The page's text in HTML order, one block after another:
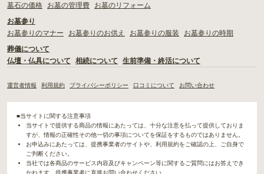
墓石の価格
お墓の管理費
お墓のリフォーム
お墓参り
お墓参りのマナー
お墓参りのお供え お墓参りの服装
お墓参りの時期
葬儀について
仏壇・仏具について
相続について 生前準備・終活について
運営者情報 利用規約 プライバシーポリシー 口コミについて お問い合わせ
■当サイトに関する注意事項
当サイトで提供する商品の情報にあたっては、十分な注意を払って提供しておりま
すが、情報の正確性その他一切の事項についてを保証をするものではありません。
お申込みにあたっては、提携事業者のサイトや、利用規約をご確認の上、ご自身で
ご判断ください。
当社では各商品のサービス内容及びキャンペーン等に関するご質問にはお答えでき
かねます。提携事業者に直接お問い合わせください。